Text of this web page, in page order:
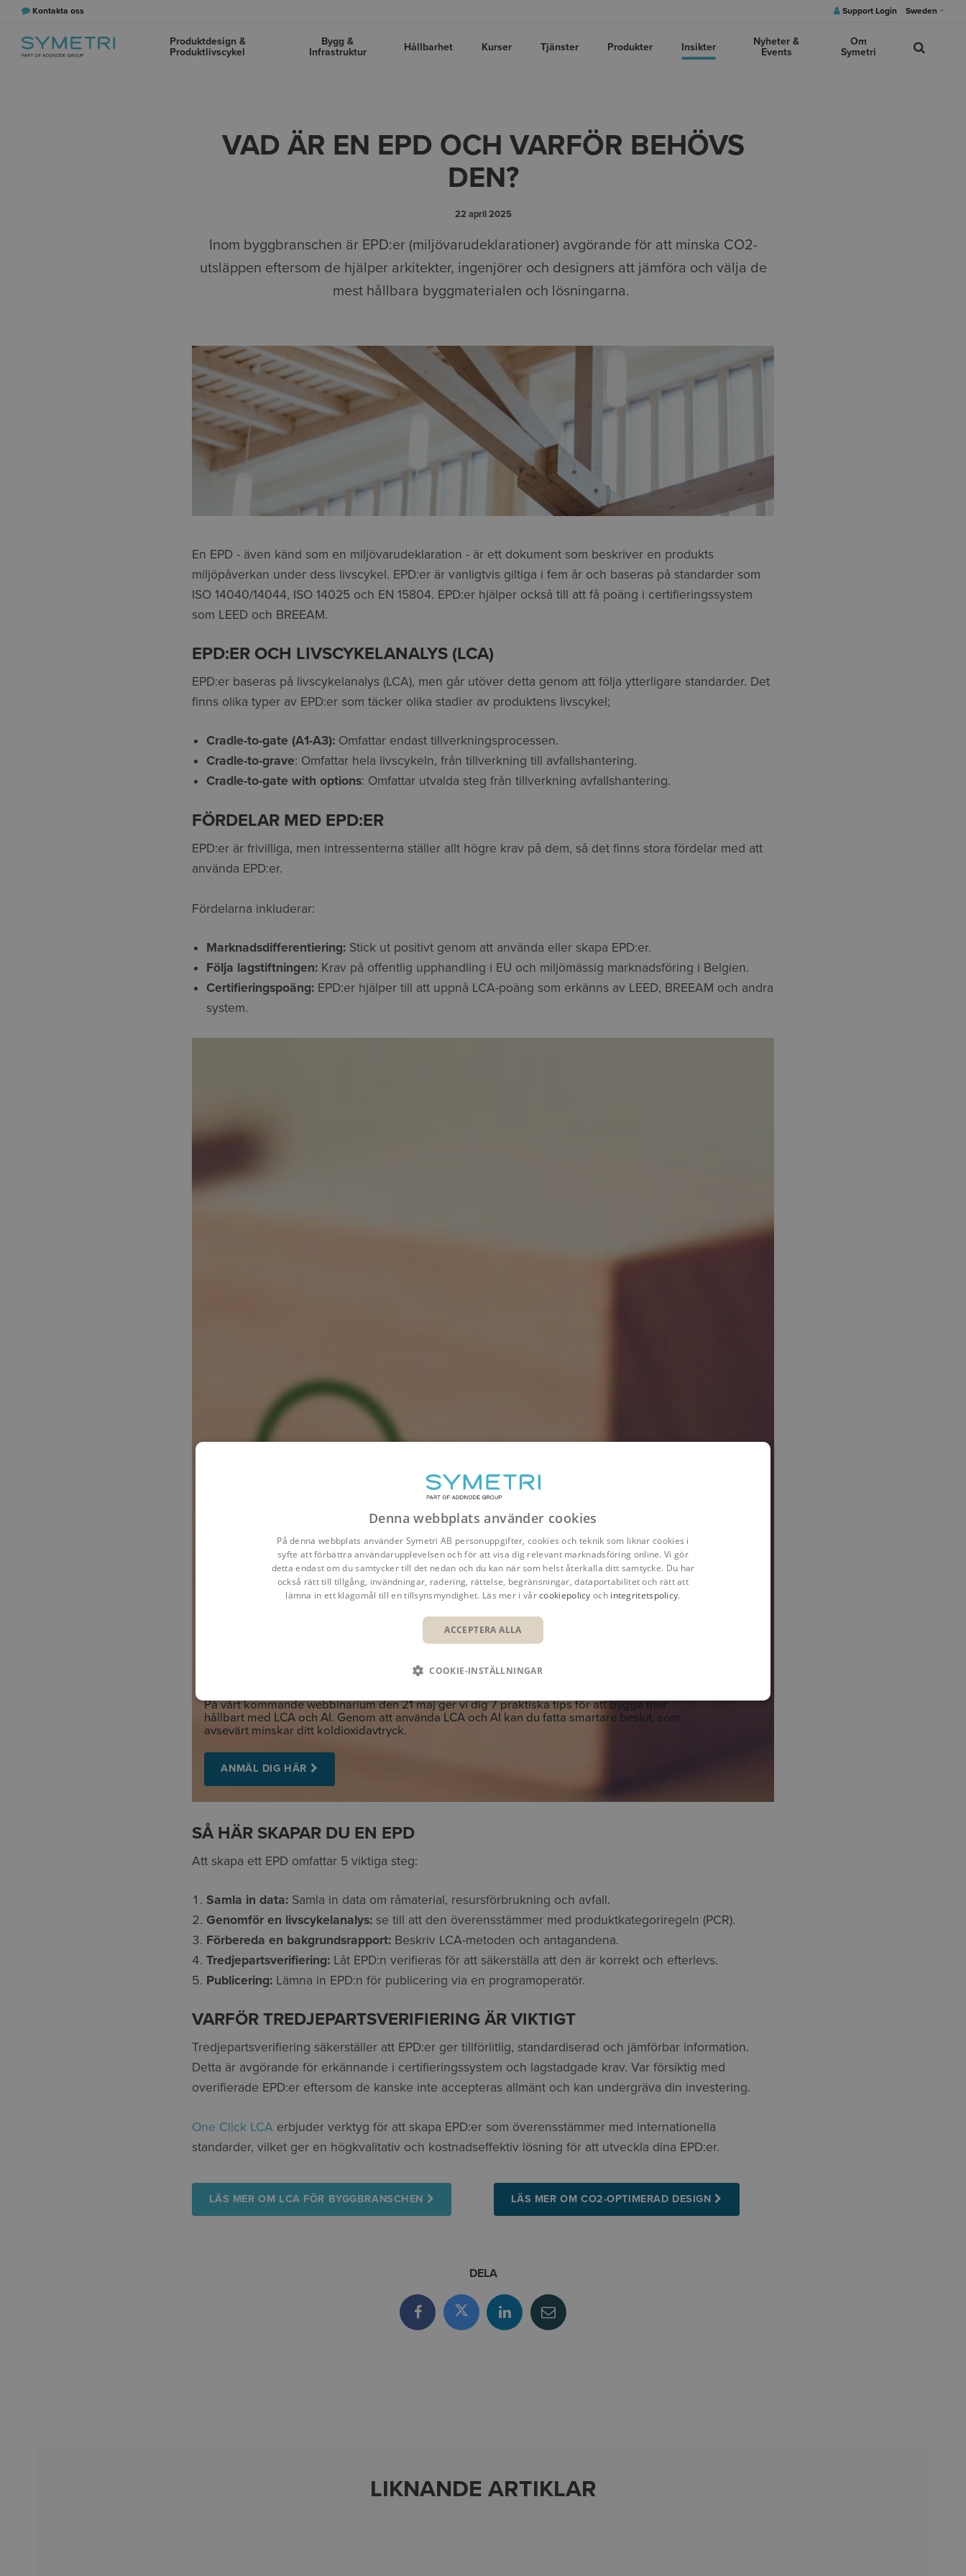
Kontakta oss Support Login Sweden
Produktdesign &
Produktlivscykel
Bygg &
Infrastruktur
Hållbarhet Kurser Tjänster Produkter Insikter
Nyheter &
Events
Om
Symetri
VAD ÄR EN EPD OCH VARFÖR BEHÖVS
DEN?
22 april 2025
Inom byggbranschen är EPD:er (miljövarudeklarationer) avgörande för att minska CO2-
utsläppen eftersom de hjälper arkitekter, ingenjörer och designers att jämföra och välja de
mest hållbara byggmaterialen och lösningarna.
En EPD - även känd som en miljövarudeklaration - är ett dokument som beskriver en produkts
miljöpåverkan under dess livscykel. EPD:er är vanligtvis giltiga i fem år och baseras på standarder som
ISO 14040/14044, ISO 14025 och EN 15804. EPD:er hjälper också till att få poäng i certifieringssystem
som LEED och BREEAM.
EPD:ER OCH LIVSCYKELANALYS (LCA)
EPD:er baseras på livscykelanalys (LCA), men går utöver detta genom att följa ytterligare standarder. Det
finns olika typer av EPD:er som täcker olika stadier av produktens livscykel;
Cradle-to-gate (A1-A3): Omfattar endast tillverkningsprocessen.
Cradle-to-grave: Omfattar hela livscykeln, från tillverkning till avfallshantering.
Cradle-to-gate with options: Omfattar utvalda steg från tillverkning avfallshantering.
FÖRDELAR MED EPD:ER
EPD:er är frivilliga, men intressenterna ställer allt högre krav på dem, så det finns stora fördelar med att
använda EPD:er.
Fördelarna inkluderar:
Marknadsdifferentiering: Stick ut positivt genom att använda eller skapa EPD:er.
Följa lagstiftningen: Krav på offentlig upphandling i EU och miljömässig marknadsföring i Belgien.
Certifieringspoäng: EPD:er hjälper till att uppnå LCA-poäng som erkänns av LEED, BREEAM och andra
system.
På vårt kommande webbinarium den 21 maj ger vi dig 7 praktiska tips för att bygga mer
hållbart med LCA och AI. Genom att använda LCA och AI kan du fatta smartare beslut, som
avsevärt minskar ditt koldioxidavtryck.
ANMÄL DIG HÄR
SÅ HÄR SKAPAR DU EN EPD
Att skapa ett EPD omfattar 5 viktiga steg:
Samla in data: Samla in data om råmaterial, resursförbrukning och avfall.
Genomför en livscykelanalys: se till att den överensstämmer med produktkategoriregeln (PCR).
Förbereda en bakgrundsrapport: Beskriv LCA-metoden och antagandena.
Tredjepartsverifiering: Låt EPD:n verifieras för att säkerställa att den är korrekt och efterlevs.
Publicering: Lämna in EPD:n för publicering via en programoperatör.
VARFÖR TREDJEPARTSVERIFIERING ÄR VIKTIGT
Tredjepartsverifiering säkerställer att EPD:er ger tillförlitlig, standardiserad och jämförbar information.
Detta är avgörande för erkännande i certifieringssystem och lagstadgade krav. Var försiktig med
overifierade EPD:er eftersom de kanske inte accepteras allmänt och kan undergräva din investering.
One Click LCA erbjuder verktyg för att skapa EPD:er som överensstämmer med internationella
standarder, vilket ger en högkvalitativ och kostnadseffektiv lösning för att utveckla dina EPD:er.
LÄS MER OM LCA FÖR BYGGBRANSCHEN LÄS MER OM CO2-OPTIMERAD DESIGN
DELA
LIKNANDE ARTIKLAR
Denna webbplats använder cookies
På denna webbplats använder Symetri AB personuppgifter, cookies och teknik som liknar cookies i
syfte att förbättra användarupplevelsen och för att visa dig relevant marknadsföring online. Vi gör
detta endast om du samtycker till det nedan och du kan när som helst återkalla ditt samtycke. Du har
också rätt till tillgång, invändningar, radering, rättelse, begränsningar, dataportabilitet och rätt att
lämna in ett klagomål till en tillsynsmyndighet. Läs mer i vårcookiepolicy och integritetspolicy.
ACCEPTERA ALLA
COOKIE-INSTÄLLNINGAR